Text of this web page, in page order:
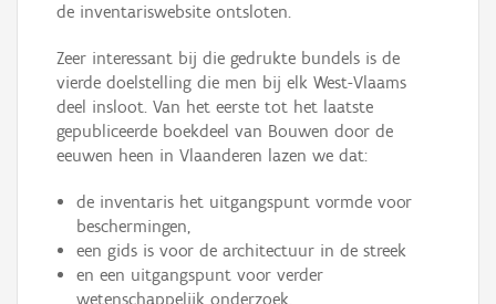
de inventariswebsite ontsloten.
Zeer interessant bij die gedrukte bundels is de
vierde doelstelling die men bij elk West-Vlaams
deel insloot. Van het eerste tot het laatste
gepubliceerde boekdeel van Bouwen door de
eeuwen heen in Vlaanderen lazen we dat:
de inventaris het uitgangspunt vormde voor
beschermingen,
een gids is voor de architectuur in de streek
en een uitgangspunt voor verder
wetenschappelijk onderzoek.